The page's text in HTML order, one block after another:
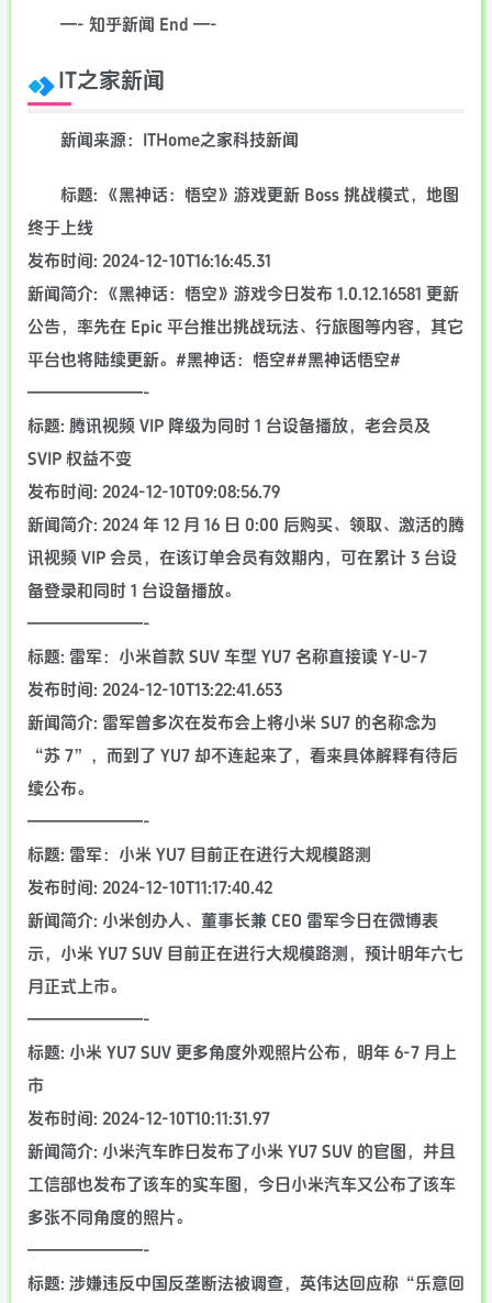
—- 知乎新闻 End —-
IT之家新闻
新闻来源：ITHome之家科技新闻
标题: 《黑神话：悟空》游戏更新 Boss 挑战模式，地图
终于上线
发布时间: 2024-12-10T16:16:45.31
新闻简介: 《黑神话：悟空》游戏今日发布 1.0.12.16581 更新
公告，率先在 Epic 平台推出挑战玩法、行旅图等内容，其它
平台也将陆续更新。#黑神话：悟空##黑神话悟空#
———————-
标题: 腾讯视频 VIP 降级为同时 1 台设备播放，老会员及
SVIP 权益不变
发布时间: 2024-12-10T09:08:56.79
新闻简介: 2024 年 12 月 16 日 0:00 后购买、领取、激活的腾
讯视频 VIP 会员，在该订单会员有效期内，可在累计 3 台设
备登录和同时 1 台设备播放。
———————-
标题: 雷军：小米首款 SUV 车型 YU7 名称直接读 Y-U-7
发布时间: 2024-12-10T13:22:41.653
新闻简介: 雷军曾多次在发布会上将小米 SU7 的名称念为
“苏 7”，而到了 YU7 却不连起来了，看来具体解释有待后
续公布。
———————-
标题: 雷军：小米 YU7 目前正在进行大规模路测
发布时间: 2024-12-10T11:17:40.42
新闻简介: 小米创办人、董事长兼 CEO 雷军今日在微博表
示，小米 YU7 SUV 目前正在进行大规模路测，预计明年六七
月正式上市。
———————-
标题: 小米 YU7 SUV 更多角度外观照片公布，明年 6-7 月上
市
发布时间: 2024-12-10T10:11:31.97
新闻简介: 小米汽车昨日发布了小米 YU7 SUV 的官图，并且
工信部也发布了该车的实车图，今日小米汽车又公布了该车
多张不同角度的照片。
———————-
标题: 涉嫌违反中国反垄断法被调查，英伟达回应称“乐意回